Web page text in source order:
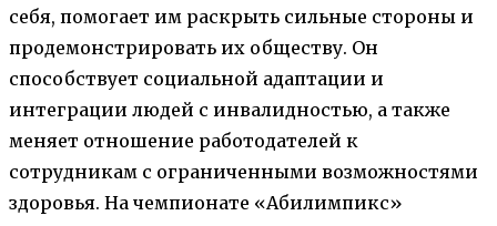
себя, помогает им раскрыть сильные стороны и
продемонстрировать их обществу. Он
способствует социальной адаптации и
интеграции людей с инвалидностью, а также
меняет отношение работодателей к
сотрудникам с ограниченными возможностями
здоровья. На чемпионате «Абилимпикс»